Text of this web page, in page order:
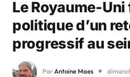
Le Royaume-
politique d’un
progressif au
Par Antoine Maes